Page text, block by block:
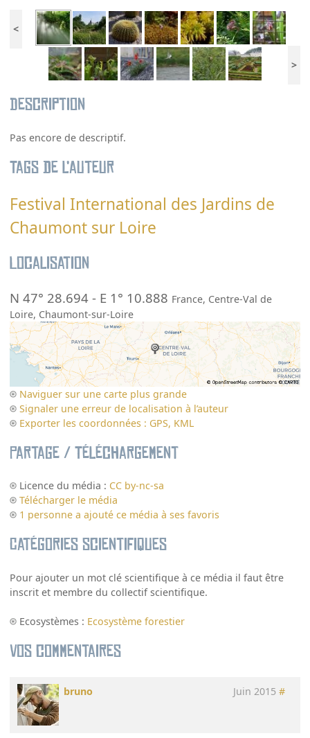
<
>
Description
Pas encore de descriptif.
Tags de l’auteur
Festival International des Jardins de
Chaumont sur Loire
Localisation
N 47° 28.694 - E 1° 10.888 France, Centre-Val de
Loire, Chaumont-sur-Loire
Naviguer sur une carte plus grande
Signaler une erreur de localisation à l’auteur
Exporter les coordonnées : GPS, KML
Partage / Téléchargement
Licence du média : CC by-nc-sa
Télécharger le média
1 personne a ajouté ce média à ses favoris
Catégories scientifiques
Pour ajouter un mot clé scientifique à ce média il faut être
inscrit et membre du collectif scientifique.
Ecosystèmes : Ecosystème forestier
Vos commentaires
bruno Juin 2015 #